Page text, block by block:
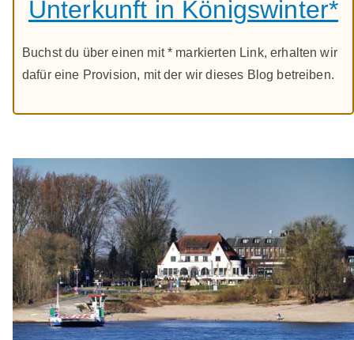
Unterkunft in Königswinter*
Buchst du über einen mit * markierten Link, erhalten wir
dafür eine Provision, mit der wir dieses Blog betreiben.